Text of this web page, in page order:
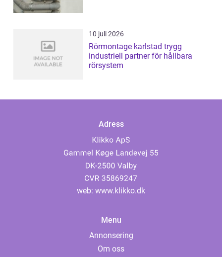
10 juli 2026
Rörmontage karlstad trygg
industriell partner för hållbara
rörsystem
Adress
web: www.klikko.dk
Menu
Annonsering
Om oss